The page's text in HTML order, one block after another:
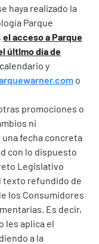
haya realizado la
Parque
el acceso a Parque
último día de
y
o
promociones o
ni
fecha concreta
con lo dispuesto
Legislativo
texto refundido de
los Consumidores
Es decir,
les aplica el
a la